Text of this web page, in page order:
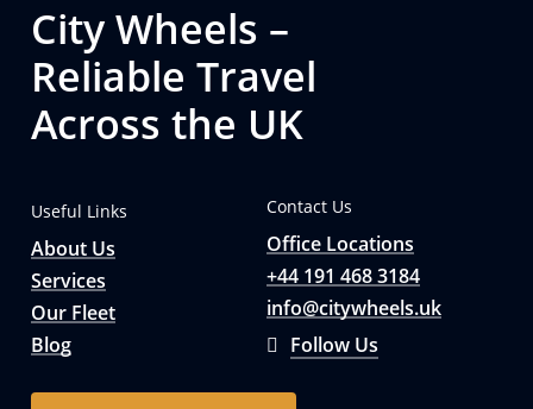
City Wheels –
Reliable Travel
Across the UK
Useful Links
About Us
Services
Our Fleet
Blog
Contact Us
Office Locations
+44 191 468 3184
info@citywheels.uk
Follow Us